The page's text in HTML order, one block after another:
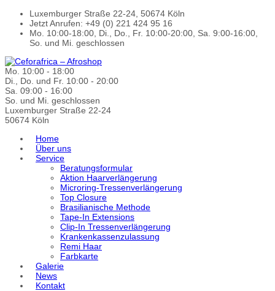
Luxemburger Straße 22-24, 50674 Köln
Jetzt Anrufen: +49 (0) 221 424 95 16
Mo. 10:00-18:00, Di., Do., Fr. 10:00-20:00, Sa. 9:00-16:00,
So. und Mi. geschlossen
Mo. 10:00 - 18:00
Di., Do. und Fr. 10:00 - 20:00
Sa. 09:00 - 16:00
So. und Mi. geschlossen
Luxemburger Straße 22-24
50674 Köln
Home
Über uns
Service
Beratungsformular
Aktion Haarverlängerung
Microring-Tressenverlängerung
Top Closure
Brasilianische Methode
Tape-In Extensions
Clip-In Tressenverlängerung
Krankenkassenzulassung
Remi Haar
Farbkarte
Galerie
News
Kontakt